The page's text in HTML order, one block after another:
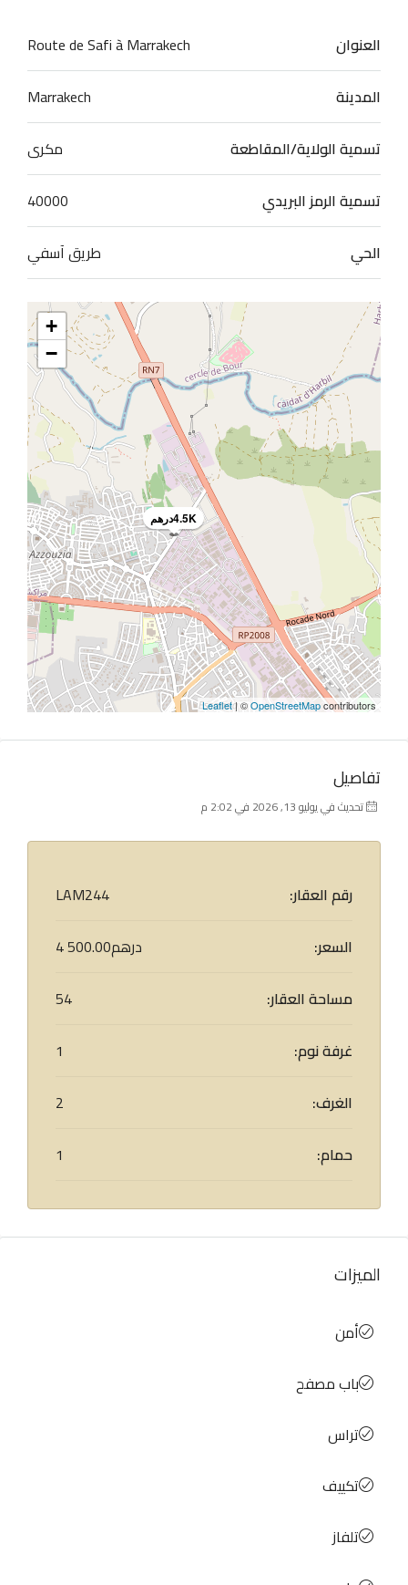
العنوان
Route de Safi à Marrakech
المدينة
Marrakech
تسمية الولاية/المقاطعة
مكرى
تسمية الرمز البريدي
40000
الحي
طريق آسفي
4.5Kدرهم
+
−
Leaflet| ©OpenStreetMapcontributors
تفاصيل
تحديث في يوليو 13, 2026 في 2:02 م
رقم العقار:
LAM244
السعر:
4 500.00درهم
مساحة العقار:
54
غرفة نوم:
1
الغرف:
2
حمام:
1
الميزات
أمن
باب مصفح
تراس
تكييف
تلفاز